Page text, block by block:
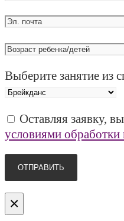
Выберите занятие из
Оставляя заявку,
условиями
×